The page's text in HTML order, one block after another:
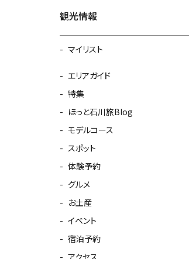
観光情報
マイリスト
エリアガイド
特集
ほっと石川旅Blog
モデルコース
スポット
体験予約
グルメ
お土産
イベント
宿泊予約